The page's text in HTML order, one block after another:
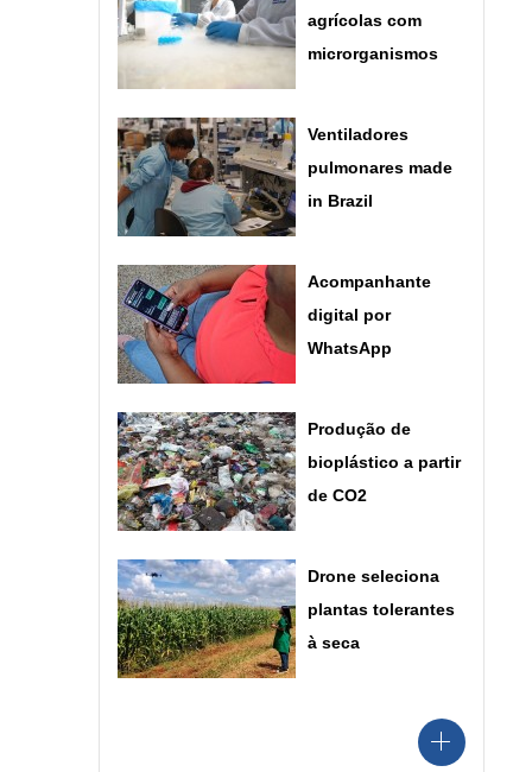
agrícolas com
microrganismos
Ventiladores
pulmonares made
in Brazil
Acompanhante
digital por
WhatsApp
Produção de
bioplástico a partir
de CO2
Drone seleciona
plantas tolerantes
à seca